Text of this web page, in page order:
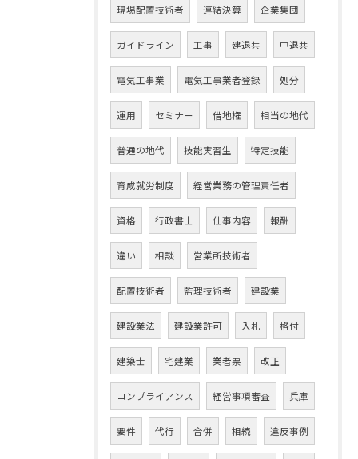
現場配置技術者 連結決算 企業集団
ガイドライン 工事 建退共 中退共
電気工事業 電気工事業者登録 処分
運用 セミナー 借地権 相当の地代
普通の地代 技能実習生 特定技能
育成就労制度 経営業務の管理責任者
資格 行政書士 仕事内容 報酬
違い 相談 営業所技術者
配置技術者 監理技術者 建設業
建設業法 建設業許可 入札 格付
建築士 宅建業 業者票 改正
コンプライアンス 経営事項審査 兵庫
要件 代行 合併 相続 違反事例